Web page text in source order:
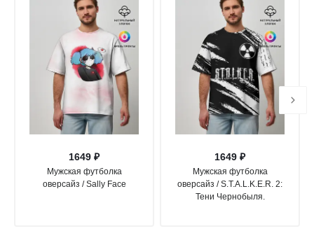
1649 ₽
Мужская футболка
оверсайз / Sally Face
1649 ₽
Мужская футболка
оверсайз / S.T.A.L.K.E.R. 2:
Тени Чернобыля.